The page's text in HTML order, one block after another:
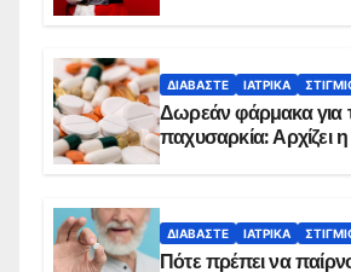
ΔΙΑΒΆΣΤΕ ΙΑΤΡΙΚΆ
Δωρεάν φάρμακα για
παχυσαρκία: Αρχίζει
ΔΙΑΒΆΣΤΕ ΙΑΤΡΙΚΆ
Πότε πρέπει να